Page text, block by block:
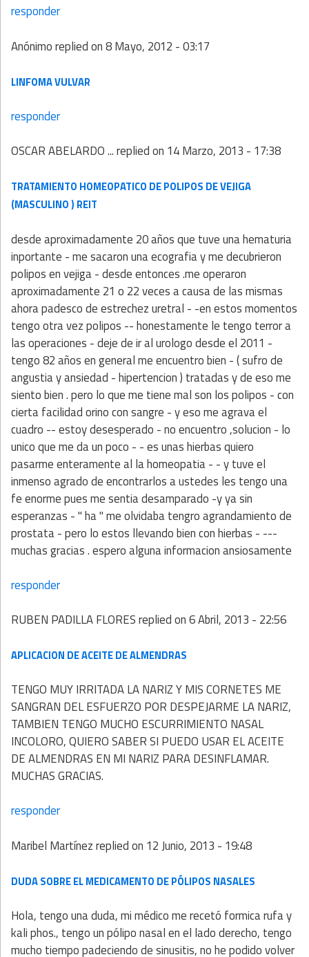
responder
Anónimoreplied on8 Mayo, 2012 - 03:17
LINFOMA VULVAR
responder
OSCAR ABELARDO ...replied on 14 Marzo, 2013 - 17:38
TRATAMIENTO HOMEOPATICO DE POLIPOS DE VEJIGA
(MASCULINO ) REIT
desde aproximadamente 20 años que tuve una hematuria
inportante - me sacaron una ecografia y me decubrieron
polipos en vejiga - desde entonces .me operaron
aproximadamente 21 o 22 veces a causa de las mismas
ahora padesco de estrechez uretral - -en estos momentos
tengo otra vez polipos -- honestamente le tengo terror a
las operaciones - deje de ir al urologo desde el 2011 -
tengo 82 años en general me encuentro bien - ( sufro de
angustia y ansiedad - hipertencion ) tratadas y de eso me
siento bien . pero lo que me tiene mal son los polipos - con
cierta facilidad orino con sangre - y eso me agrava el
cuadro -- estoy desesperado - no encuentro ,solucion - lo
unico que me da un poco - - es unas hierbas quiero
pasarme enteramente al la homeopatia - - y tuve el
inmenso agrado de encontrarlos a ustedes les tengo una
fe enorme pues me sentia desamparado -y ya sin
esperanzas - " ha " me olvidaba tengro agrandamiento de
prostata - pero lo estos llevando bien con hierbas - ---
muchas gracias . espero alguna informacion ansiosamente
responder
RUBEN PADILLA FLORESreplied on6 Abril, 2013 - 22:56
APLICACION DE ACEITE DE ALMENDRAS
TENGO MUY IRRITADA LA NARIZ Y MIS CORNETES ME
SANGRAN DEL ESFUERZO POR DESPEJARME LA NARIZ,
TAMBIEN TENGO MUCHO ESCURRIMIENTO NASAL
INCOLORO, QUIERO SABER SI PUEDO USAR EL ACEITE
DE ALMENDRAS EN MI NARIZ PARA DESINFLAMAR.
MUCHAS GRACIAS.
responder
Maribel Martínezreplied on 12 Junio, 2013 - 19:48
DUDA SOBRE EL MEDICAMENTO DE PÓLIPOS NASALES
Hola, tengo una duda, mi médico me recetó formica rufa y
kali phos., tengo un pólipo nasal en el lado derecho, tengo
mucho tiempo padeciendo de sinusitis, no he podido volver